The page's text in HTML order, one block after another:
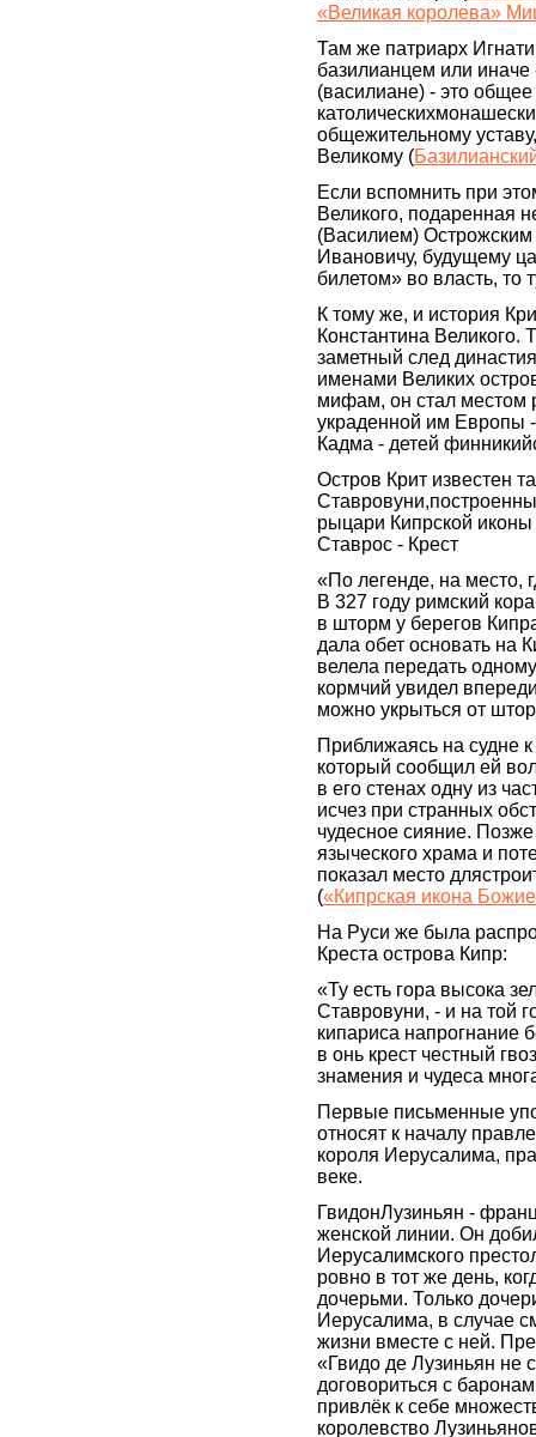
«Великая королева»
Там же патриарх
базилианцем или
(василиане) - это
общежительному
Великому (
Если вспомнить при
Великого, подаренная
(Василием)
Ивановичу, будущему
билетом» во власть, то
К тому же, и история
Константина Великого.
заметный след
именами Великих
мифам, он стал местом
украденной им Европы
Кадма - детей
Остров Крит известен
рыцари Кипрской
Ставрос - Крест
«По легенде, на место,
В 327 году римский
в шторм у берегов
дала обет основать на
велела передать
кормчий увидел
можно укрыться от
Приближаясь на судне
который сообщил ей
в его стенах одну из
исчез при странных
чудесное сияние.
языческого храма и
показал место
(«Кипрская икона
На Руси же была
Креста острова Кипр:
«Ту есть гора высока
Ставровуни, - и на той
кипариса напрогнание
в онь крест честный
знамения и чудеса
Первые письменные
относят к началу
короля Иерусалима,
веке.
ГвидонЛузиньян -
женской линии. Он
Иерусалимского
ровно в тот же день,
дочерьми. Только
Иерусалима, в случае
жизни вместе с ней.
«Гвидо де Лузиньян не
договориться с
привлёк к себе
королевство